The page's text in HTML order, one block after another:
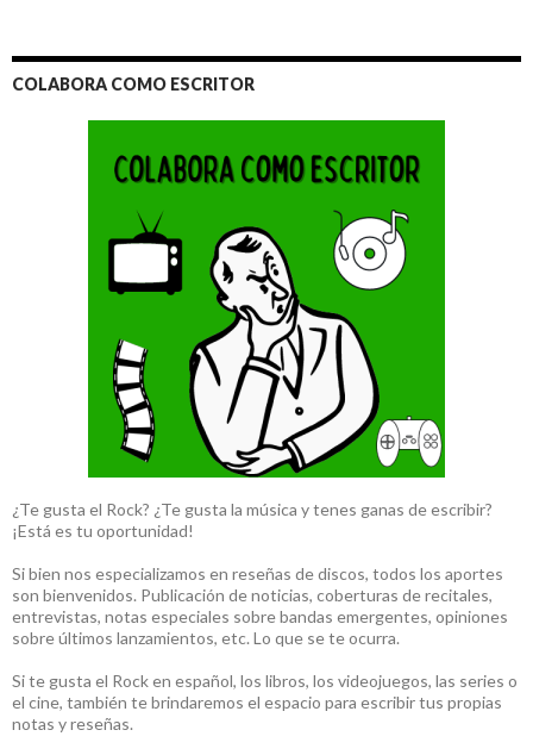
COLABORA COMO ESCRITOR
¿Te gusta el Rock? ¿Te gusta la música y tenes ganas de escribir?
¡Está es tu oportunidad!
Si bien nos especializamos en reseñas de discos, todos los aportes
son bienvenidos. Publicación de noticias, coberturas de recitales,
entrevistas, notas especiales sobre bandas emergentes, opiniones
sobre últimos lanzamientos, etc. Lo que se te ocurra.
Si te gusta el Rock en español, los libros, los videojuegos, las series o
el cine, también te brindaremos el espacio para escribir tus propias
notas y reseñas.